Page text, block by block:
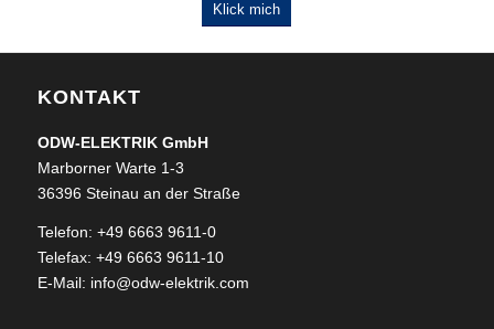
Klick mich
KONTAKT
ODW-ELEKTRIK GmbH
Marborner Warte 1-3
36396 Steinau an der Straße
Telefon: +49 6663 9611-0
Telefax: +49 6663 9611-10
E-Mail: info@odw-elektrik.com